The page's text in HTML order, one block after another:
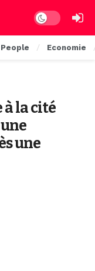
Dark mode
People Economie
à la cité
une